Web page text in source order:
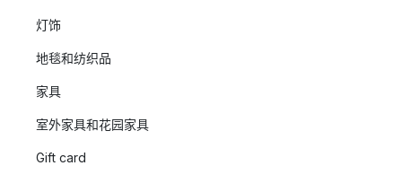
灯饰
地毯和纺织品
家具
室外家具和花园家具
Gift card